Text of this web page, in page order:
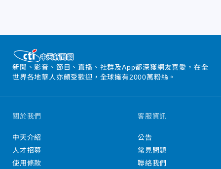
新聞、影音、節目、直播、社群及App都深獲網友喜愛，在全
世界各地華人亦頗受歡迎，全球擁有2000萬粉絲。
關於我們
中天介紹
人才招募
使用條款
客服資訊
公告
常見問題
聯絡我們